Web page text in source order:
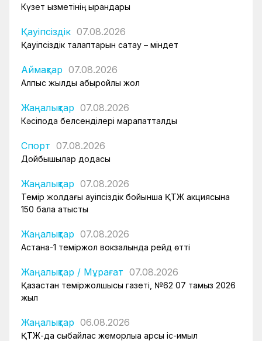
Күзет қызметінің қырандары
Қауіпсіздік 07.08.2026
Қауіпсіздік талаптарын сақтау – міндет
Аймақтар 07.08.2026
Алпыс жылдық абыройлы жол
Жаңалықтар 07.08.2026
Кәсіподақ белсенділері марапатталды
Спорт 07.08.2026
Дойбышылар додасы
Жаңалықтар 07.08.2026
Темір жолдағы қауіпсіздік бойынша ҚТЖ акциясына
150 бала қатысты
Жаңалықтар 07.08.2026
Астана-1 теміржол вокзалында рейд өтті
Жаңалықтар / Мұрағат 07.08.2026
Қазақстан теміржолшысы газеті, №62 07 тамыз 2026
жыл
Жаңалықтар 06.08.2026
ҚТЖ-да сыбайлас жемқорлыққа қарсы іс-қимыл